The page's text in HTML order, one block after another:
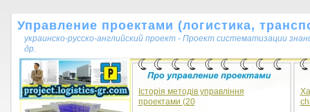
Управление проектами (логистика,
украинско-русско-английский проект - Проект систематизации
др.
Історія методів управління
проектами (20